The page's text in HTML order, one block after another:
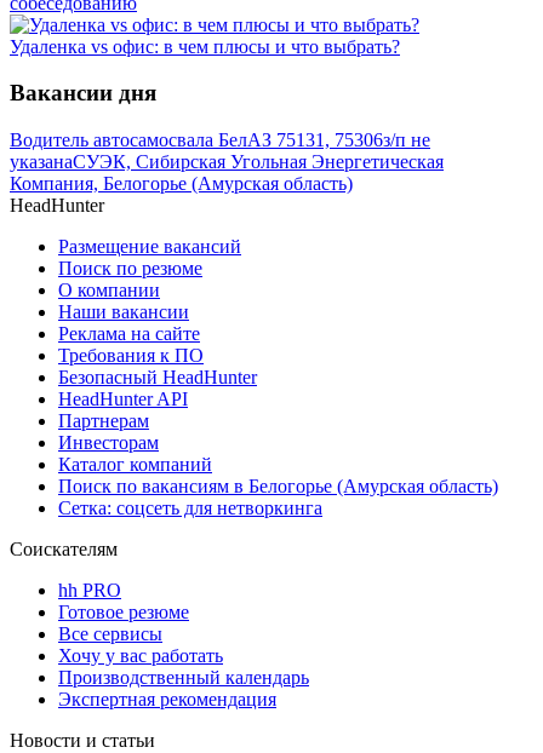
Удаленка vs офис: в чем плюсы и что выбрать?
Вакансии дня
Водитель автосамосвала БелАЗ 75131, 75306з/п не
указанаСУЭК, Сибирская Угольная Энергетическая
Компания, Белогорье (Амурская область)
HeadHunter
Размещение вакансий
Поиск по резюме
О компании
Наши вакансии
Реклама на сайте
Требования к ПО
Безопасный HeadHunter
HeadHunter API
Партнерам
Инвесторам
Каталог компаний
Поиск по вакансиям в Белогорье (Амурская область)
Сетка: соцсеть для нетворкинга
Соискателям
hh PRO
Готовое резюме
Все сервисы
Хочу у вас работать
Производственный календарь
Экспертная рекомендация
Новости и статьи